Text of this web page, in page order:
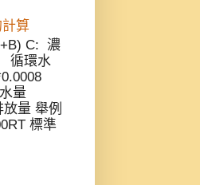
算
C: 濃
循環水
量
量 舉例
標準